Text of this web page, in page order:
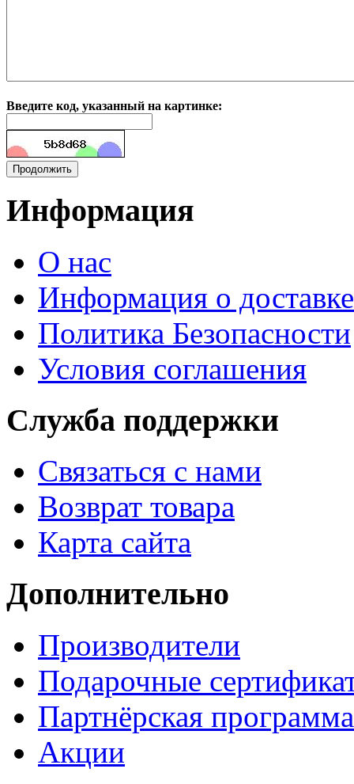
Введите код, указанный на картинке:
Информация
О нас
Информация о доставке
Политика Безопасности
Условия соглашения
Служба поддержки
Связаться с нами
Возврат товара
Карта сайта
Дополнительно
Производители
Подарочные
Партнёрская программа
Акции